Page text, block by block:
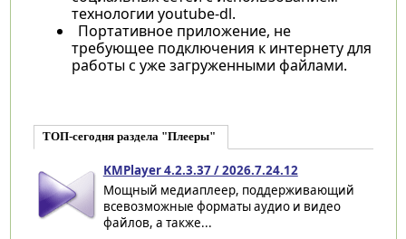
технологии youtube-dl.
Портативное приложение, не
требующее подключения к интернету для
работы с уже загруженными файлами.
ТОП-сегодня раздела "Плееры"
KMPlayer 4.2.3.37 / 2026.7.24.12
Мощный медиаплеер, поддерживающий
всевозможные форматы аудио и видео
файлов, а также...